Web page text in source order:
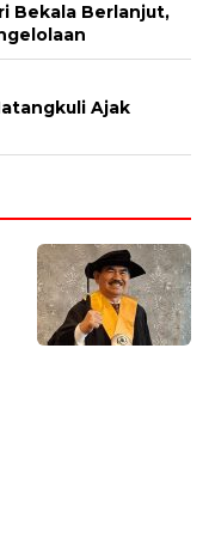
Bekala Berlanjut,
Ajak